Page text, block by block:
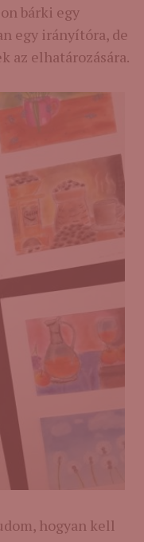
bárki egy
egy irányítóra, de
az elhatározására.
hogyan kell